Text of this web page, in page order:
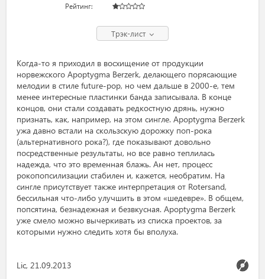
Рейтинг:
Трэк-лист
Когда-то я приходил в восхищение от продукции
норвежского Apoptygma Berzerk, делающего порясающие
мелодии в стиле future-pop, но чем дальше в 2000-е, тем
менее интересные пластинки банда записывала. В конце
концов, они стали создавать редкостную дрянь, нужно
признать, как, например, на этом сингле. Apoptygma Berzerk
ужа давно встали на скользскую дорожку поп-рока
(альтернативного рока?), где показывают довольно
посредственные результаты, но все равно теплилась
надежда, что это временная блажь. Ан нет, процесс
рокопопсилизации стабилен и, кажется, необратим. На
сингле присутствует также интерпретация от Rotersand,
бессильная что-либо улучшить в этом «шедевре». В общем,
попсятина, безнадежная и безвкусная. Apoptygma Berzerk
уже смело можно вычеркивать из списка проектов, за
которыми нужно следить хотя бы вполуха.
Lic, 21.09.2013